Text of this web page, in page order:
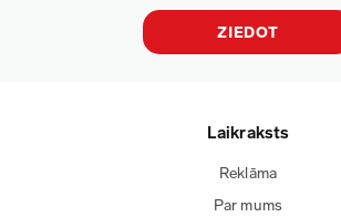
ZIEDOT
Laikraksts
Reklāma
Par mums